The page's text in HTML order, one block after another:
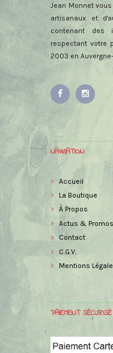
Jean Monnet
artisanaux et
contenant des
respectant votre
2003 en
NAVIGATION
Accueil
La Boutique
À Propos
Actus & Promos
Contact
C.G.V.
Mentions
PAIEMENT SÉCURISÉ